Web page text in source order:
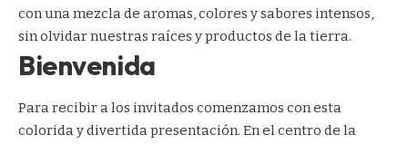
con una mezcla de aromas, colores y sabores intensos,
sin olvidar nuestras raíces y productos de la tierra.
Bienvenida
Para recibir a los invitados comenzamos con esta
colorida y divertida presentación. En el centro de la